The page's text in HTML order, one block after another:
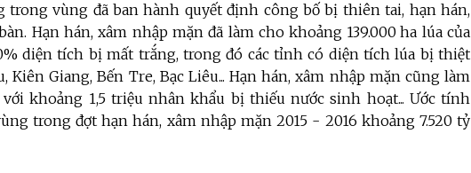
trong vùng đã ban hành quyết định công bố bị thiên tai, hạn hán,
Hạn hán, xâm nhập mặn đã làm cho khoảng 139.000 ha lúa của
diện tích bị mất trắng, trong đó các tỉnh có diện tích lúa bị thiệt
Kiên Giang, Bến Tre, Bạc Liêu... Hạn hán, xâm nhập mặn cũng làm
khoảng 1,5 triệu nhân khẩu bị thiếu nước sinh hoạt... Ước tính
trong đợt hạn hán, xâm nhập mặn 2015 - 2016 khoảng 7.520 tỷ